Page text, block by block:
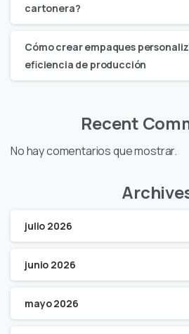
cartonera?
Cómo crear empaques
eficiencia de producción
Recent
No hay comentarios que mostrar.
julio 2026
junio 2026
mayo 2026